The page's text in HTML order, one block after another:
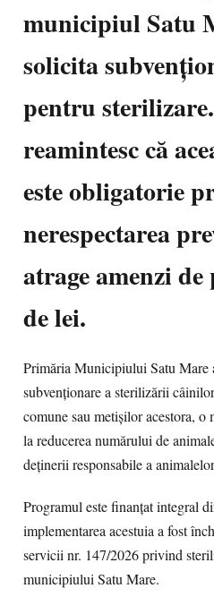
municipiul Satu
solicita
pentru
reamintesc că
este obligatorie
nerespectarea
atrage amenzi
de lei.
Primăria Municipiului Satu Mare
subvenționare a sterilizării
comune sau metișilor acestora, o
la reducerea numărului de
deținerii responsabile a
Programul este finanțat integral
implementarea acestuia a fost
servicii nr. 147/2026 privind
municipiului Satu Mare.